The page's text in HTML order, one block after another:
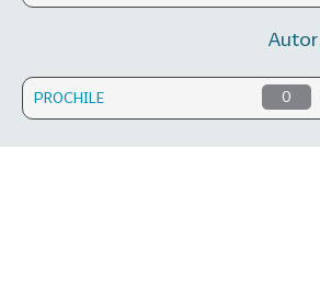
Autor
PROCHILE 0